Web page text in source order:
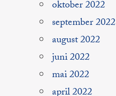
oktober 2022
september 2022
august 2022
juni 2022
mai 2022